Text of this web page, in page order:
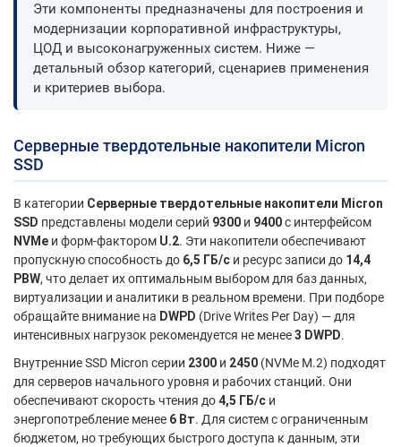
Эти компоненты предназначены для построения и
модернизации корпоративной инфраструктуры,
ЦОД и высоконагруженных систем. Ниже —
детальный обзор категорий, сценариев применения
и критериев выбора.
Серверные твердотельные накопители Micron
SSD
В категории Серверные твердотельные накопители Micron
SSD представлены модели серий 9300 и 9400с интерфейсом
NVMe и форм-фактором U.2. Эти накопители обеспечивают
пропускную способность до 6,5 ГБ/с и ресурс записи до 14,4
PBW, что делает их оптимальным выбором для баз данных,
виртуализации и аналитики в реальном времени. При подборе
обращайте внимание на DWPD (Drive Writes Per Day) — для
интенсивных нагрузок рекомендуется не менее3 DWPD.
Внутренние SSD Micron серии 2300 и 2450 (NVMe M.2) подходят
для серверов начального уровня и рабочих станций. Они
обеспечивают скорость чтения до4,5 ГБ/с и
энергопотребление менее 6 Вт. Для систем с ограниченным
бюджетом, но требующих быстрого доступа к данным, эти